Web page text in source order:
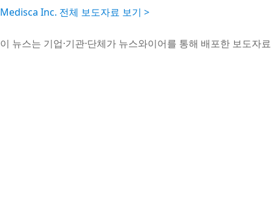
Medisca Inc. 전체 보도자료 보기 >
이 뉴스는 기업·기관·단체가 뉴스와이어를 통해 배포한 보도자